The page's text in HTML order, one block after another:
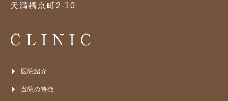
天満橋京町2-10
CLINIC
医院紹介
当院の特徴